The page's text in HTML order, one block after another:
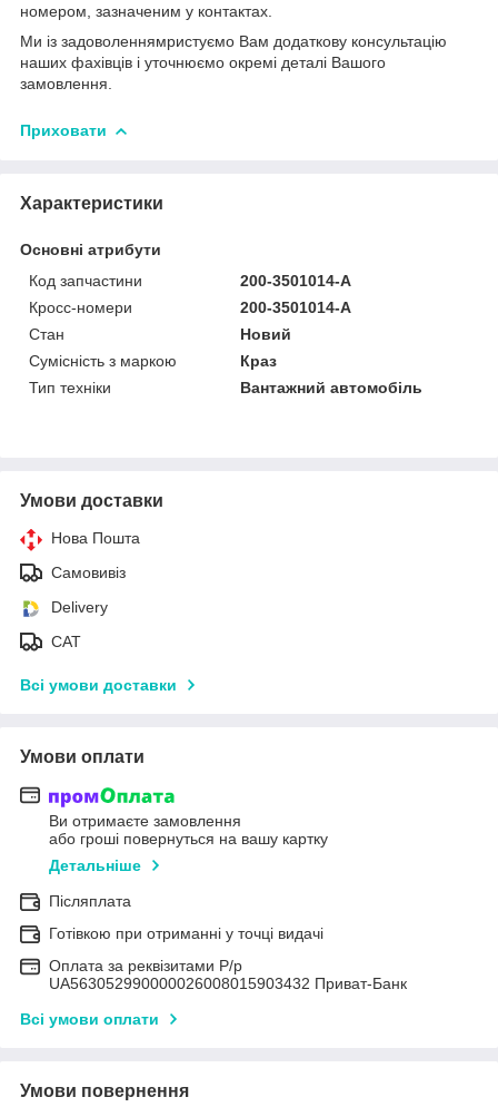
номером, зазначеним у контактах.
Ми із задоволеннямристуємо Вам додаткову консультацію
наших фахівців і уточнюємо окремі деталі Вашого
замовлення.
Приховати
Характеристики
Основні атрибути
Код запчастини
200-3501014-A
Кросс-номери
200-3501014-A
Стан
Новий
Сумісність з маркою
Краз
Тип техніки
Вантажний автомобіль
Умови доставки
Нова Пошта
Самовивіз
Delivery
САТ
Всі умови доставки
Умови оплати
Ви отримаєте замовлення
або гроші повернуться на вашу картку
Детальніше
Післяплата
Готівкою при отриманні у точці видачі
Оплата за реквізитами Р/р
UA563052990000026008015903432 Приват-Банк
Всі умови оплати
Умови повернення